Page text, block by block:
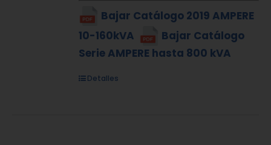
Bajar Catálogo 2019 AMPERE
10-160kVA
Bajar Catálogo
Serie AMPERE hasta 800 kVA
Detalles